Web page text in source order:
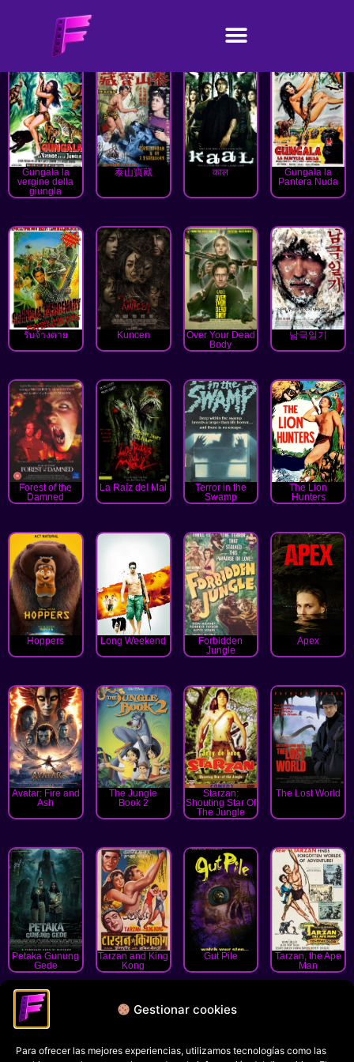
Gestionar cookies
Para ofrecer las mejores experiencias, utilizamos tecnologías como las
Gungala la
vergine della
giungla
泰山寶藏 काल
Gungala la
Pantera Nuda
รับจ้างตาย Kuncen
Over Your Dead
Body
남극일기
Forest of the
Damned
La Raíz del Mal
Terror in the
Swamp
The Lion
Hunters
Hoppers Long Weekend
Forbidden
Jungle
Apex
Avatar: Fire and
Ash
The Jungle
Book 2
Starzan:
Shouting Star Of
The Jungle
The Lost World
Petaka Gunung
Gede
Tarzan and King
Kong
Gut Pile
Tarzan, the Ape
Man
« Anterior
Siguiente »
Política de privacidad